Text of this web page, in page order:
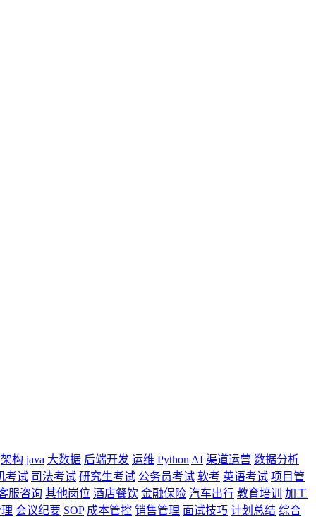
架构 java 大数据 后端开发 运维 Python AI 渠道运营 数据分析
考试 司法考试 研究生考试 公务员考试 软考 英语考试 项目管
服咨询 其他岗位 酒店餐饮 金融保险 汽车出行 教育培训
加工
会议纪要 SOP 成本管控 销售管理 面试技巧 计划总结 综合